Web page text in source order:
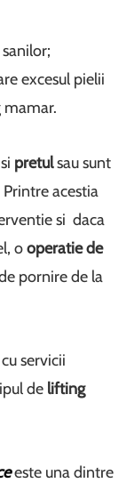
excesul pielii
mamar.
pretulsau sunt
acestia
si daca
ooperatie de
pornire de la
servicii
de lifting
este una dintre